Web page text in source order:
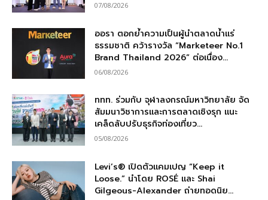
07/08/2026
ออรา ตอกย้ำความเป็นผู้นำตลาดน้ำแร่
ธรรมชาติ คว้ารางวัล “Marketeer No.1
Brand Thailand 2026” ต่อเนื่อง...
06/08/2026
ททท. ร่วมกับ จุฬาลงกรณ์มหาวิทยาลัย จัด
สัมมนาวิชาการและการตลาดเชิงรุก แนะ
เคล็ดลับปรับธุรกิจท่องเที่ยว...
05/08/2026
Levi’s® เปิดตัวแคมเปญ “Keep it
Loose.” นำโดย ROSÉ และ Shai
Gilgeous-Alexander ถ่ายทอดนิย...